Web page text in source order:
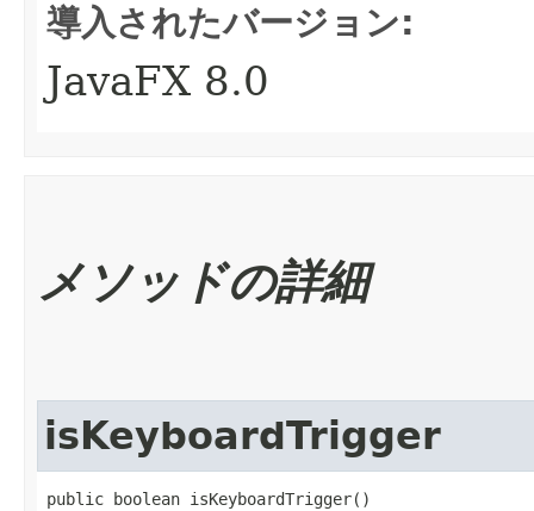
導入されたバージョン:
JavaFX 8.0
メソッドの詳細
isKeyboardTrigger
public boolean isKeyboardTrigger()